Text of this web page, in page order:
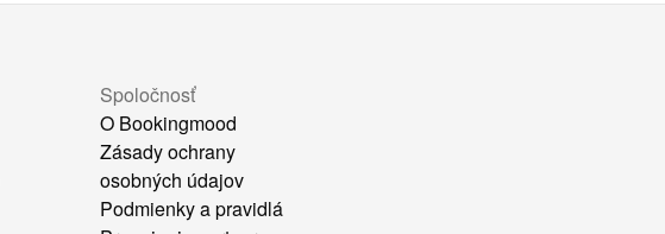
Spoločnosť
O Bookingmood
Zásady ochrany
osobných údajov
Podmienky a pravidlá